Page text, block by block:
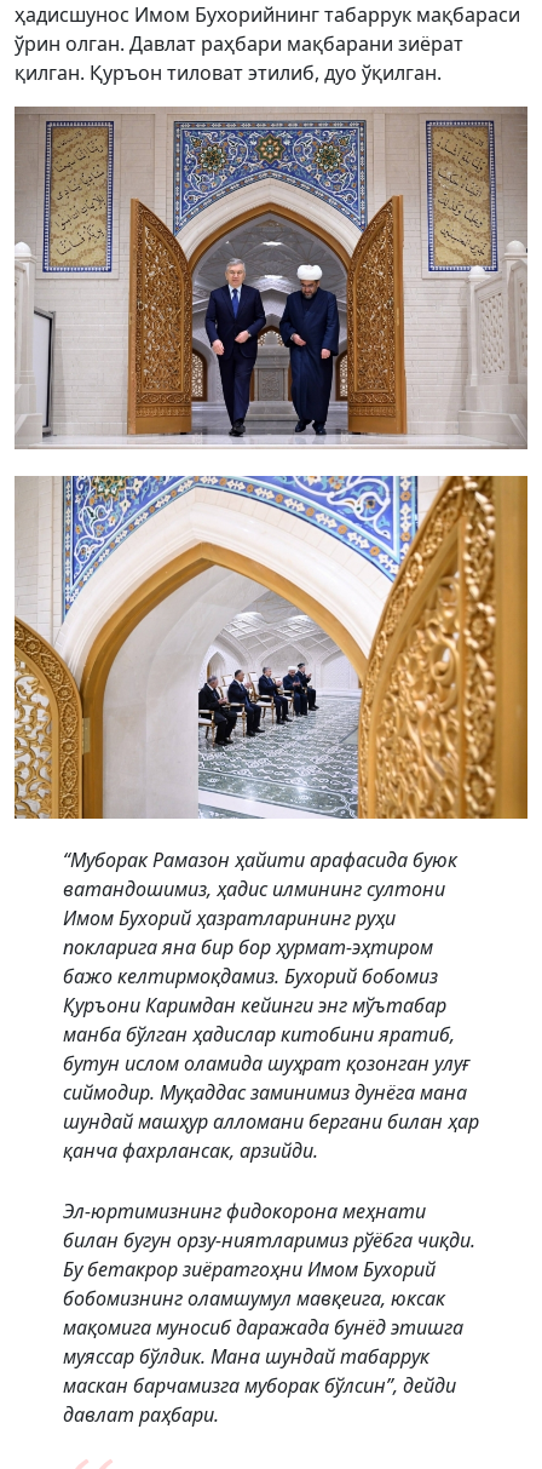
ҳадисшунос Имом Бухорийнинг табаррук мақбараси
ўрин олган. Давлат раҳбари мақбарани зиёрат
қилган. Қуръон тиловат этилиб, дуо ўқилган.
“Муборак Рамазон ҳайити арафасида буюк
ватандошимиз, ҳадис илмининг султони
Имом Бухорий ҳазратларининг руҳи
покларига яна бир бор ҳурмат-эҳтиром
бажо келтирмоқдамиз. Бухорий бобомиз
Қуръони Каримдан кейинги энг мўътабар
манба бўлган ҳадислар китобини яратиб,
бутун ислом оламида шуҳрат қозонган улуғ
сиймодир. Муқаддас заминимиз дунёга мана
шундай машҳур алломани бергани билан ҳар
қанча фахрлансак, арзийди.
Эл-юртимизнинг фидокорона меҳнати
билан бугун орзу-ниятларимиз рўёбга чиқди.
Бу бетакрор зиёратгоҳни Имом Бухорий
бобомизнинг оламшумул мавқеига, юксак
мақомига муносиб даражада бунёд этишга
муяссар бўлдик. Мана шундай табаррук
маскан барчамизга муборак бўлсин”, дейди
давлат раҳбари.